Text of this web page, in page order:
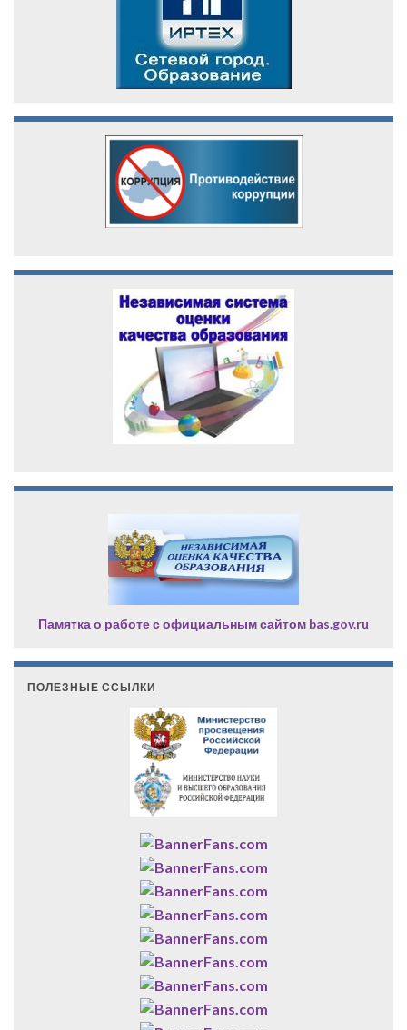
Памятка о работе с официальным сайтом bas.gov.ru
ПОЛЕЗНЫЕ ССЫЛКИ